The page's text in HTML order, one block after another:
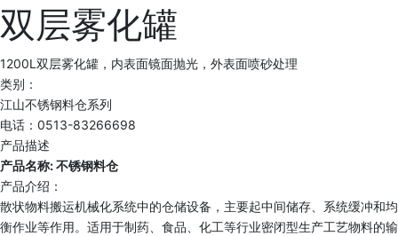
双层雾化罐
1200L双层雾化罐，内表面镜面抛光，外表面喷砂处理
类别：
江山不锈钢料仓系列
电话：0513-83266698
产品描述
产品名称: 不锈钢料仓
产品介绍：
散状物料搬运机械化系统中的仓储设备，主要起中间储存、系统缓冲和均
衡作业等作用。适用于制药、食品、化工等行业密闭型生产工艺物料的输